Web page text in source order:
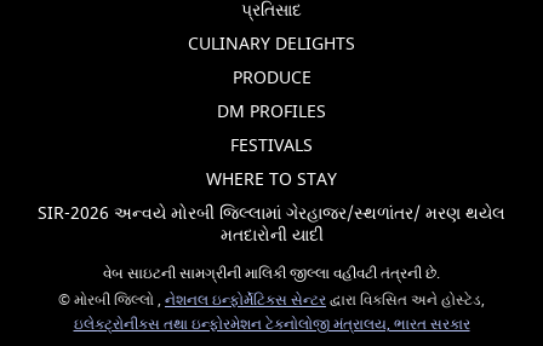
પ્રતિસાદ
CULINARY DELIGHTS
PRODUCE
DM PROFILES
FESTIVALS
WHERE TO STAY
SIR-2026 અન્વયે મોરબી જિલ્લામાં ગેરહાજર/સ્થળાંતર/ મરણ થયેલ
મતદારોની યાદી
વેબ સાઇટની સામગ્રીની માલિકી જીલ્લા વહીવટી તંત્રની છે.
© મોરબી જિલ્લો , નેશનલ ઇન્ફોર્મેટિક્સ સેન્ટરદ્વારા વિકસિત અને હોસ્ટેડ,
ઇલેક્ટ્રોનીક્સ તથા ઇન્ફોરમેશન ટેકનોલોજી મંત્રાલય, ભારત સરકાર